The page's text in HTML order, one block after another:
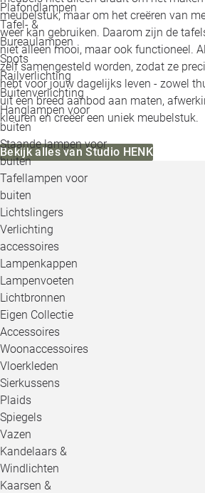
Plafondlampen
Tafel- &
Bureaulampen
Spots
Railverlichting
Buitenverlichting
Hanglampen voor
buiten
Staande lampen voor
buiten
Tafellampen voor
buiten
Lichtslingers
Verlichting
accessoires
Lampenkappen
Lampenvoeten
Lichtbronnen
Eigen Collectie
Accessoires
Woonaccessoires
Vloerkleden
Sierkussens
Plaids
Spiegels
Vazen
Kandelaars &
Windlichten
Kaarsen &
meubelstuk, maar om het creëren van
weer kan gebruiken. Daarom zijn de
niet alleen mooi, maar ook functioneel.
zelf samengesteld worden, zodat ze
hebt voor jouw dagelijks leven - zowel
uit een breed aanbod aan maten,
kleuren en creëer een uniek meubelstuk.
Bekijk alles van Studio HENK